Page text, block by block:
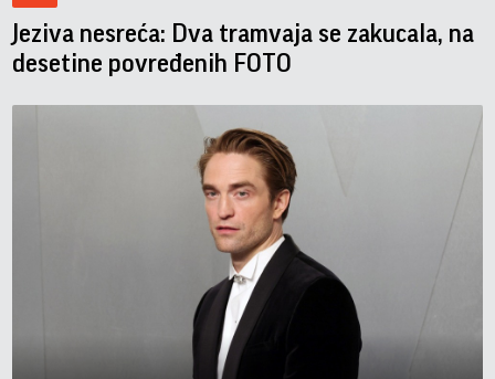
Jeziva nesreća: Dva tramvaja se zakucala, na
desetine povređenih FOTO